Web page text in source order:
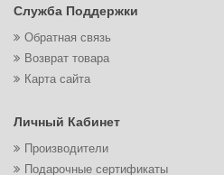
Служба Поддержки
Обратная связь
Возврат товара
Карта сайта
Личный Кабинет
Производители
Подарочные сертификаты